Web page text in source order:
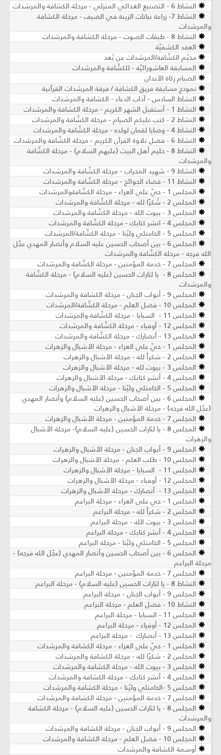
النشاط 6 - التصنيع الغذائي المنزلي - مرحلة الكشافة والمرشدات
النشاط 7- زراعة نباتات الزينة في الصيف ​- مرحلة الكشافة
والمرشدات
النشاط 8 - طبقات الصوت - مرحلة الكشافة والمرشدات
العقد الكشفيّة
مخيّم الكشّافة/المرشدات عن بُعد
المسابقة العاشورائيّة - للكشّافة والمرشدات
الصيام زكاة الأبدان
نموذج مسابقة فريق الكشافة / فرقة المرشدات القرآنية
النشاط السادس - آداب الدعاء - الكشافة والمرشدات
النشاط 1 - أستقبل الشهر الكريم - مرحلة الكشافة والمرشدات
النشاط 2 - كتب عليكم الصيام - مرحلة الكشّافة والمرشدات
النشاط 4 - وصايا لقمان لولده - مرحلة الكشّافة والمرشدات
النشاط 6 - فضل تلاوة القرآن الكريم - مرحلة الكشّافة والمرشدات
النشاط 8 - حليم أهل البيت (عليهم السلام) - مرحلة الكشّافة
والمرشدات
النشاط 9 - شهيد المحراب - مرحلة الكشّافة والمرشدات
النشاط 11 - قضاء الحوائج - مرحلة الكشّافة والمرشدات
المجلس 1 - حيّ على العزاء - مرحلة الكشّافةوالمرشدات
المجلس 2 - شُكرًا لله - مرحلة الكشّافة والمرشدات
المجلس 3 - بيوت الله - مرحلة الكشّافة والمرشدات
المجلس 4 - انشر كتابك - مرحلة الكشّافة والمرشدات
المجلس 5 - الخامنئي وليّنا - مرحلة الكشّافة/المرشدات
المجلس 6 - بين أصحاب الحسين عليه السلام وأنصار المهدي عجّل
الله فرجه - مرحلة الكشّافة والمرشدات
المجلس 7 - خدمة المؤمنين - مرحلة الكشّافة والمرشدات
المجلس 8 - يا لثارات الحسين (عليه السلام) - مرحلة الكشّافة
والمرشدات
المجلس 9 - أبواب الجنان - مرحلة الكشافة والمرشدات
المجلس 10 - فضل العلم - مرحلة الكشّافة/المرشدات
المجلس 11 - السبايا - مرحلة الكشّافة والمرشدات
المجلس 12 - أوفياء - مرحلة الكشّافة والمرشدات
المجلس 13 - أنصارك - مرحلة الكشّافة والمرشدات
المجلس 1 - حيّ على العزاء - مرحلة الأشبال والزهرات
المجلس 2 - شكراً لله - مرحلة الأشبال والزهرات
المجلس 3 - بيوت لله - مرحلة الأشبال والزهرات
المجلس 4 - أنشر كتابك - مرحلة الأشبال والزهرات
المجلس 5 - الخامنئي وليّنا - مرحلة الأشبال والزهرات
المجلس 6 - بين أصحاب الحسين (عليه السلام) وأنصار المهدي
(عجّل الله فرجه) - مرحلة الأشبال والزهرات
المجلس 7 - خدمة المؤمنين - مرحلة الأشبال والزهرات
المجلس 8 - يا لثارات الحسين (عليه السلام)- مرحلة الأشبال
والزهرات
المجلس 9 - أبواب الجنان - مرحلة الأشبال والزهرات
المجلس 10 - طلب العلم - مرحلة الأشبال والزهرات
المجلس 11 - السبايا - مرحلة الأشبال والزهرات
المجلس 12 - أوفياء - مرحلة الأشبال والزهرات
المجلس 13 - أنصارك - مرحلة الأشبال والزهرات
المجلس 1 - حي على العزاء - مرحلة البراعم
المجلس 2 - شكراً لله - مرحلة البراعم
المجلس 3 - بيوت الله - مرحلة البراعم
المجلس 4 - أنشر كتابك - مرحلة البراعم
المجلس 5 - الخامنئي وليّنا - مرحلة البراعم
المجلس 6 - بين أصحاب الحسين وأنصار المهدي (عجّل الله فرجه) -
مرحلة البراعم
المجلس 7 - خدمة المؤمنين - مرحلة البراعم
النشاط 8 - يا لثارات الحسين (عليه السلام) - مرحلة البراعم
المجلس 9 - أبواب الجنان - مرحلة البراعم
النشاط 10 - فضل العلم - مرحلة البراعم
المجلس 11 - السبايا - مرحلة البراعم
المجلس 12 - أوفياء - مرحلة البراعم
المجلس 13 - أنصارك - مرحلة البراعم
المجلس 1 - حيّ على العزاء - مرحلة الكشافة والمرشدات
المجلس 2 - شكرًا لله - مرحلة الكشافة والمرشدات
المجلس 3 - بيوت الله - مرحلة الكشافة والمرشدات
المجلس 4 - أنشر كتابك - مرحلة الكشافة والمرشدات
المجلس 5 -الخامنئي وليّنا - مرحلة الكشافة والمرشدات
المجلس 7 - خدمة المؤمنين - مرحلة الكشافة والمرشدات
المجلس 8 - يا لثارات الحسين (عليه السلام) - مرحلة الكشافة
والمرشدات
المجلس 9 - أبواب الجنان - مرحلة الكشافة والمرشدات
المجلس 10 - فضل العلم - مرحلة الكشافة والمرشدات
أوسمة الكشافة والمرشدات